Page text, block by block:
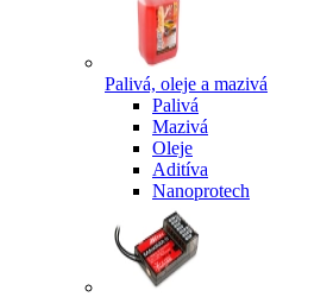
Palivá, oleje a mazivá
Palivá
Mazivá
Oleje
Aditíva
Nanoprotech